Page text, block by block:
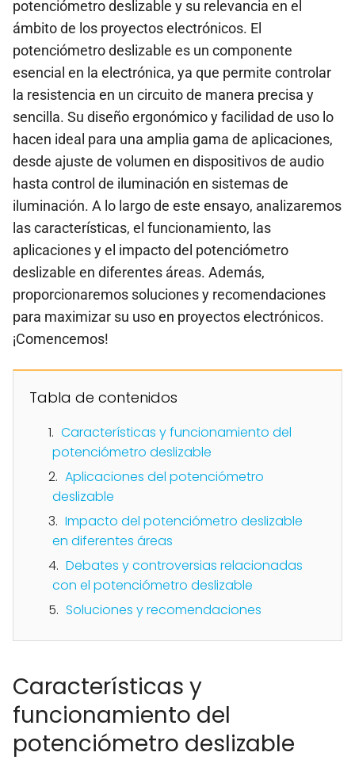
potenciómetro deslizable y su relevancia en el
ámbito de los proyectos electrónicos. El
potenciómetro deslizable es un componente
esencial en la electrónica, ya que permite controlar
la resistencia en un circuito de manera precisa y
sencilla. Su diseño ergonómico y facilidad de uso lo
hacen ideal para una amplia gama de aplicaciones,
desde ajuste de volumen en dispositivos de audio
hasta control de iluminación en sistemas de
iluminación. A lo largo de este ensayo, analizaremos
las características, el funcionamiento, las
aplicaciones y el impacto del potenciómetro
deslizable en diferentes áreas. Además,
proporcionaremos soluciones y recomendaciones
para maximizar su uso en proyectos electrónicos.
¡Comencemos!
Tabla de contenidos
Características y funcionamiento del
potenciómetro deslizable
Aplicaciones del potenciómetro
deslizable
Impacto del potenciómetro deslizable
en diferentes áreas
Debates y controversias relacionadas
con el potenciómetro deslizable
Soluciones y recomendaciones
Características y
funcionamiento del
potenciómetro deslizable